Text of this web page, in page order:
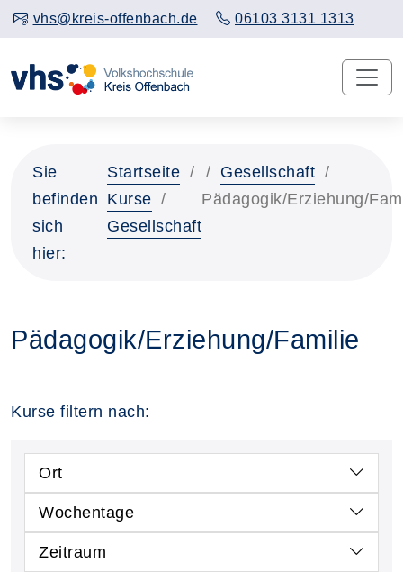
vhs@kreis-offenbach.de 06103 3131 1313
Sie
befinden
sich
hier:
Startseite
Kurse
Gesellschaft
Gesellschaft
Pädagogik/Erziehung/
Pädagogik/Erziehung/Familie
Kurse filtern nach:
Ort
Wochentage
Zeitraum